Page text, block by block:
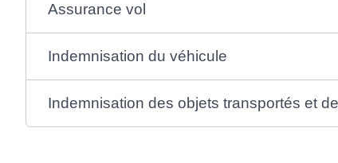
Assurance vol
Indemnisation du véhicule
Indemnisation des objets transportés et